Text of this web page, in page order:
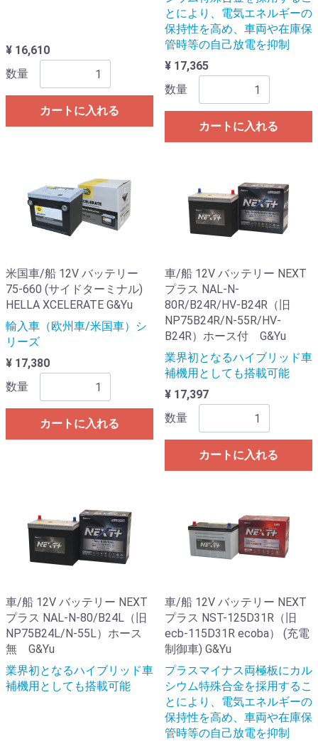
¥ 16,610
数量
カートに入れる
とにより、電気エネルギーの
保持性を高め、車両や在庫保
管時等の自己放電を抑制
¥ 17,365
数量
カートに入れる
米国車/船 12V バッテリー
75-660 (サイドターミナル)
HELLA XCELERATE G&Yu
輸入車（欧州車/米国車）シ
リーズ
¥ 17,380
数量
カートに入れる
車/船 12V バッテリー NEXT
プラス NAL-N-
80R/B24R/HV-B24R（旧
NP75B24R/N-55R/HV-
B24R）ホース付 G&Yu
業界初となるハイブリッド車
補機用としても搭載可能
¥ 17,397
数量
カートに入れる
車/船 12V バッテリー NEXT
プラス NAL-N-80/B24L（旧
NP75B24L/N-55L）ホース
無 G&Yu
業界初となるハイブリッド車
補機用としても搭載可能
車/船 12V バッテリー NEXT
プラス NST-125D31R（旧
ecb-115D31R ecoba） (充電
制御車) G&Yu
プラスマイナス両極板にカル
シウム特殊合金を採用するこ
とにより、電気エネルギーの
保持性を高め、車両や在庫保
管時等の自己放電を抑制